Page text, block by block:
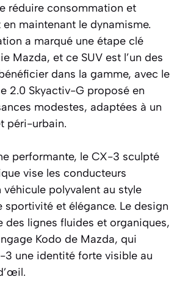
réduire consommation et
maintenant le dynamisme.
a marqué une étape clé
Mazda, et ce SUV est l’un des
dans la gamme, avec le
2.0 Skyactiv-G proposé en
modestes, adaptées à un
péri-urbain.
performante, le CX-3 sculpté
vise les conducteurs
véhicule polyvalent au style
sportivité et élégance. Le design
des lignes fluides et organiques,
Kodo de Mazda, qui
3 une identité forte visible au